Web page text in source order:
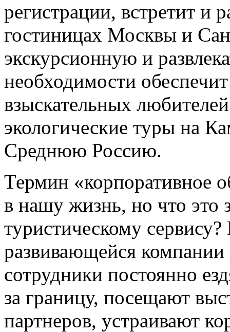
регистрации, встретит и
гостиницах Москвы и
экскурсионную и
необходимости
взыскательных
экологические туры на
Среднюю Россию.
Термин «корпоративное
в нашу жизнь, но что это
туристическому
развивающейся компании
сотрудники постоянно
за границу, посещают
партнеров, устраивают